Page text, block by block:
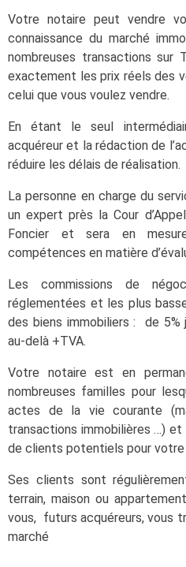
Votre notaire peut vendre
connaissance du marché
nombreuses transactions
exactement les prix réels des
celui que vous voulez vendre.
En étant le seul
acquéreur et la rédaction de
réduire les délais de réalisation.
La personne en charge du
un expert près la Cour
Foncier et sera en
compétences en matière
Les commissions de
réglementées et les plus
des biens immobiliers : de 5%
au-delà +TVA.
Votre notaire est en
nombreuses familles pour
actes de la vie courante
transactions immobilières …) et
de clients potentiels pour
Ses clients sont
terrain, maison ou
vous, futurs acquéreurs, vous
marché